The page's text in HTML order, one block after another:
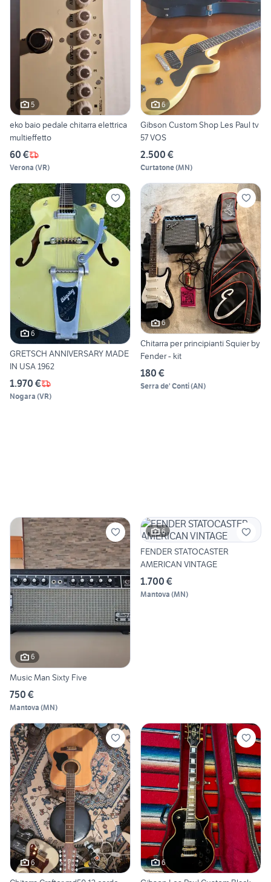
5
eko baio pedale chitarra elettrica
multieffetto
60 €
Verona (VR)
6
Gibson Custom Shop Les Paul tv
57 VOS
2.500 €
Curtatone(MN)
6
GRETSCH ANNIVERSARY MADE
IN USA 1962
1.970 €
Nogara (VR)
6
Chitarra per principianti Squier by
Fender - kit
180 €
Serra de' Conti(AN)
6
Music Man Sixty Five
750 €
Mantova (MN)
6
FENDER STATOCASTER
AMERICAN VINTAGE
1.700 €
Mantova (MN)
6 6